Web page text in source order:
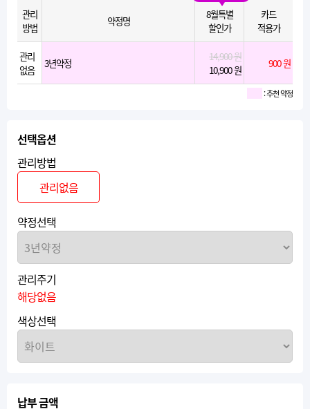
관리
방법
약정명
8월특별
할인가
카드
적용가
관리
없음
3년약정
14,900 원
10,900 원
900 원
: 추천 약정
선택옵션
관리방법
관리없음
약정선택
관리주기
해당없음
색상선택
납부 금액